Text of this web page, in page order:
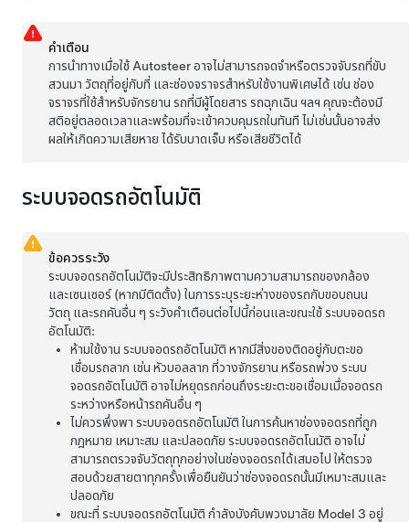
คำเตือน
การนำทางเมื่อใช้ Autosteerอาจไม่สามารถจดจำหรือตรวจจับรถที่ขับ
สวนมา วัตถุที่อยู่กับที่ และช่องจราจรสำหรับใช้งานพิเศษได้ เช่น ช่อง
จราจรที่ใช้สำหรับจักรยาน รถที่มีผู้โดยสาร รถฉุกเฉิน ฯลฯ คุณจะต้องมี
สติอยู่ตลอดเวลาและพร้อมที่จะเข้าควบคุมรถในทันที ไม่เช่นนั้นอาจส่ง
ผลให้เกิดความเสียหาย ได้รับบาดเจ็บ หรือเสียชีวิตได้
ระบบจอดรถอัตโนมัติ
ข้อควรระวัง
ระบบจอดรถอัตโนมัติจะมีประสิทธิภาพตามความสามารถของกล้อง
และเซนเซอร์ (หากมีติดตั้ง) ในการระบุระยะห่างของรถกับขอบถนน
วัตถุ และรถคันอื่น ๆ ระวังคำเตือนต่อไปนี้ก่อนและขณะใช้ระบบจอดรถ
อัตโนมัติ:
ห้ามใช้งานระบบจอดรถอัตโนมัติ หากมีสิ่งของติดอยู่กับตะขอ
เชื่อมรถลาก เช่น หัวบอลลาก ที่วางจักรยาน หรือรถพ่วงระบบ
จอดรถอัตโนมัติ อาจไม่หยุดรถก่อนถึงระยะตะขอเชื่อมเมื่อจอดรถ
ระหว่างหรือหน้ารถคันอื่น ๆ
ไม่ควรพึ่งพาระบบจอดรถอัตโนมัติ ในการค้นหาช่องจอดรถที่ถูก
กฎหมาย เหมาะสม และปลอดภัยระบบจอดรถอัตโนมัติ อาจไม่
สามารถตรวจจับวัตถุทุกอย่างในช่องจอดรถได้เสมอไป ให้ตรวจ
สอบด้วยสายตาทุกครั้งเพื่อยืนยันว่าช่องจอดรถนั้นมีเหมาะสมและ
ปลอดภัย
ขณะที่ระบบจอดรถอัตโนมัติ กำลังบังคับพวงมาลัย Model 3 อยู่